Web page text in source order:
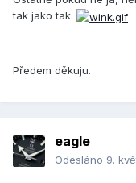
tak jako tak.
Předem děkuju.
eagle
Odesláno 9.